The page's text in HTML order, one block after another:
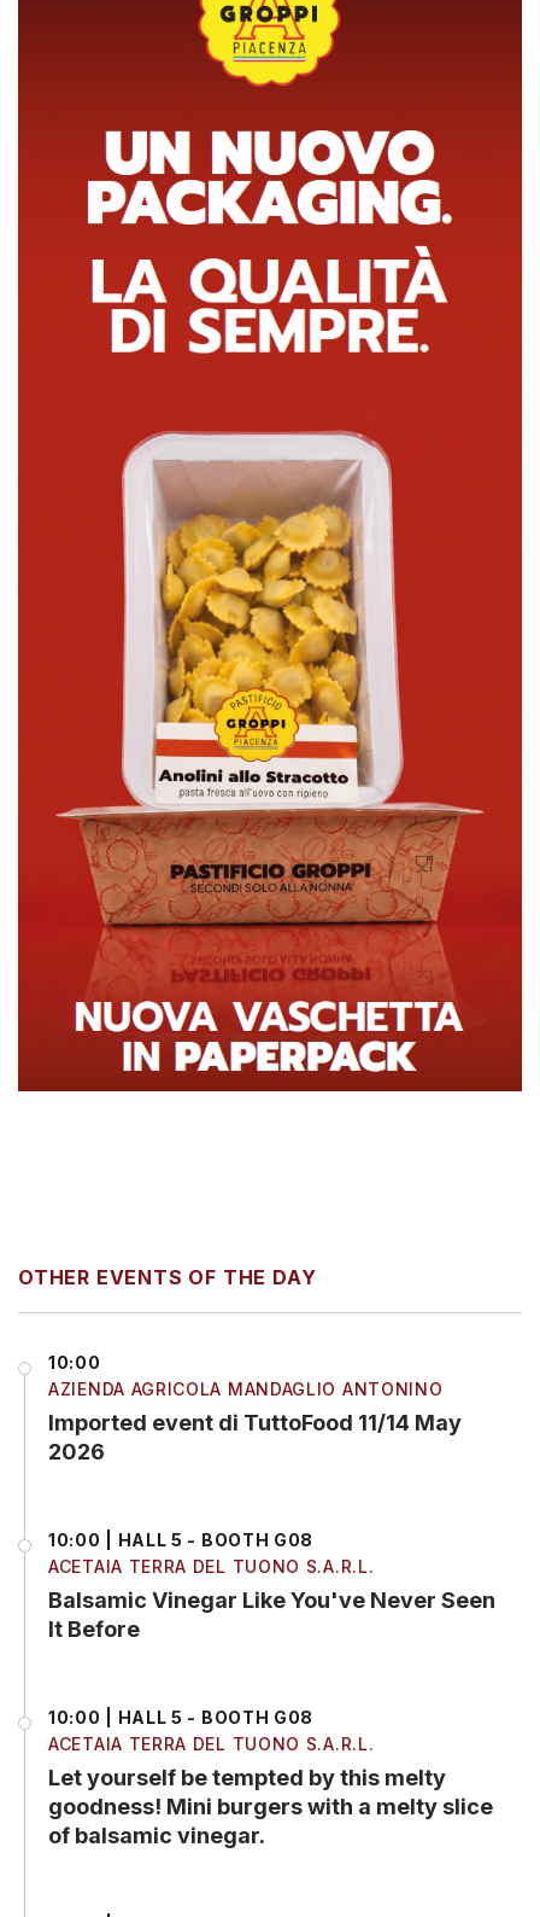
OTHER EVENTS OF THE DAY
10:00
AZIENDA AGRICOLA MANDAGLIO ANTONINO
Imported event di TuttoFood 11/14 May
2026
10:00 | HALL 5 - BOOTH G08
ACETAIA TERRA DEL TUONO S.A.R.L.
Balsamic Vinegar Like You've Never Seen
It Before
10:00 | HALL 5 - BOOTH G08
ACETAIA TERRA DEL TUONO S.A.R.L.
Let yourself be tempted by this melty
goodness! Mini burgers with a melty slice
of balsamic vinegar.